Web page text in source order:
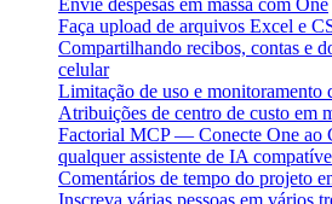
Faça upload de arquivos Excel e
Compartilhando recibos, contas e
celular
Limitação de uso e monitoramento
Atribuições de centro de custo em
Factorial MCP — Conecte One ao
qualquer assistente de IA
Comentários de tempo do projeto
Inscreva várias pessoas em vários